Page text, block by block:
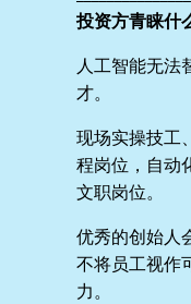
投资方青睐什
人工智能无法
才。
现场实操技工
程岗位，自动
文职岗位。
优秀的创始人
不将员工视作
力。